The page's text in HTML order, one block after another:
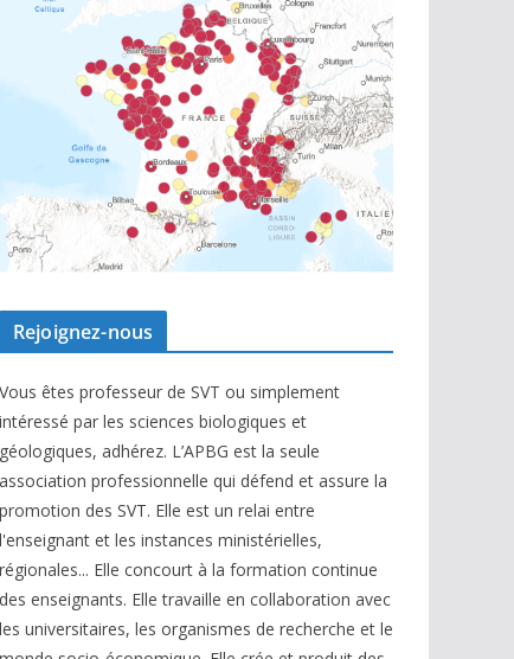
Rejoignez-nous
Vous êtes professeur de SVT ou simplement
intéressé par les sciences biologiques et
géologiques, adhérez. L’APBG est la seule
association professionnelle qui défend et assure la
promotion des SVT. Elle est un relai entre
l'enseignant et les instances ministérielles,
régionales... Elle concourt à la formation continue
des enseignants. Elle travaille en collaboration avec
les universitaires, les organismes de recherche et le